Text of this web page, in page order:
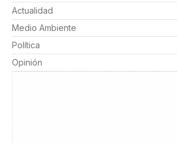
Actualidad
Medio Ambiente
Política
Opinión